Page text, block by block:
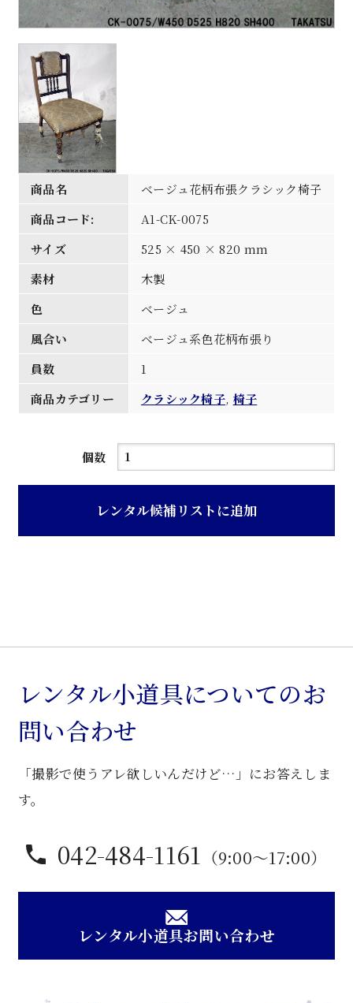
商品名
ベージュ花柄布張クラシック椅子
商品コード:
A1-CK-0075
サイズ
525 × 450 × 820 mm
素材
木製
色
ベージュ
風合い
ベージュ系色花柄布張り
員数
1
商品カテゴリー
クラシック椅子, 椅子
個数
ベ
ュ
シ
ッ
ク
子
レンタル候補リストに追加
レンタル小道具についてのお
問い合わせ
「撮影で使うアレ欲しいんだけど…」にお答えしま
す。
042-484-1161 （9:00〜17:00）
レンタル小道具お問い合わせ